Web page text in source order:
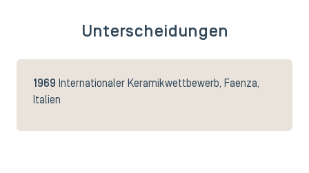
Unterscheidungen
1969 Internationaler Keramikwettbewerb, Faenza,
Italien